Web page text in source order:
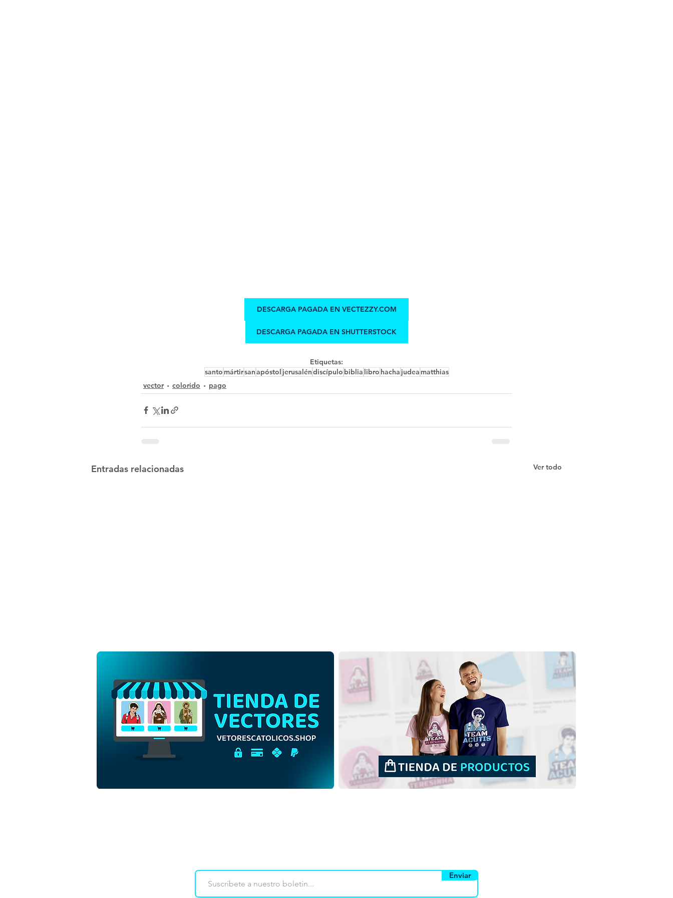
DESCARGA PAGADA EN VECTEZZY.COM
DESCARGA PAGADA EN SHUTTERSTOCK
Etiquetas:
santo mártirsanapóstol jerusaléndiscípulo biblia libro hacha judea matthias
vector
colorido pago
Entradas relacionadas Ver todo
San Matías Apóstol |
Descarga gratuita de Vector
de contorno monocromático
San Matías Apóstol |
Descarga gratuita Esquema
Ilustración Sin fondo PNG
San Matías Apóstol |
Descarga Gratis Ilustración
Coloreada sin fondo en PNG
Enviar